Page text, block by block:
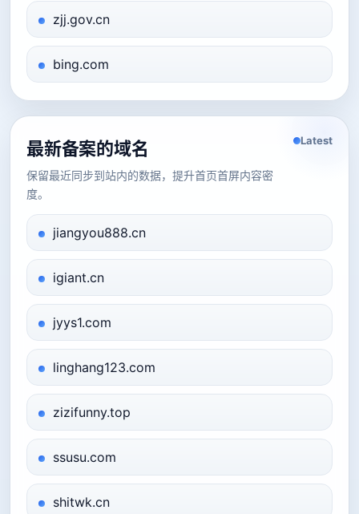
zjj.gov.cn
bing.com
最新备案的域名
保留最近同步到站内的数据，提升首页首屏内容密
度。
Latest
jiangyou888.cn
igiant.cn
jyys1.com
linghang123.com
zizifunny.top
ssusu.com
shitwk.cn